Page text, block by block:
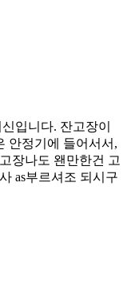
입니다. 잔고장이
안정기에 들어서서,
장나도 왠만한건 고
as부르셔조 되시구